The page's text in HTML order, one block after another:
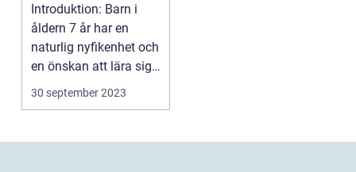
Introduktion: Barn i
åldern 7 år har en
naturlig nyfikenhet och
en önskan att lära sig.
Föräldrar o...
30 september 2023